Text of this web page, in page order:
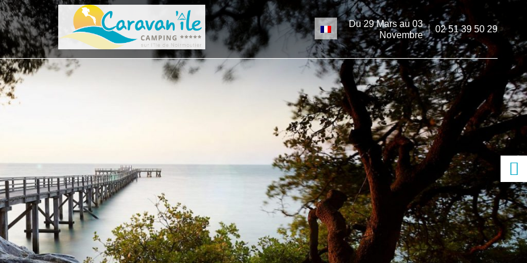
Votre
langue
Du 29 Mars au 03
Novembre
02 51 39 50 29